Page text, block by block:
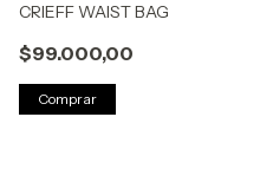
CRIEFF WAIST BAG
$99.000,00
Comprar